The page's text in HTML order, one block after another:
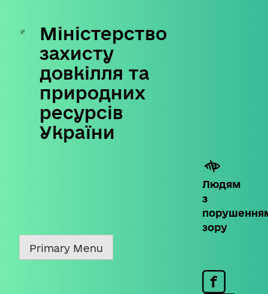
Skip
content
Міністерство
захисту
довкілля та
природних
ресурсів
України
Людям
з
зору
Primary Menu